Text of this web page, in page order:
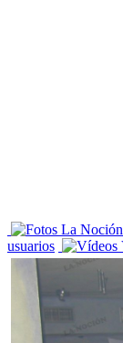
usuarios